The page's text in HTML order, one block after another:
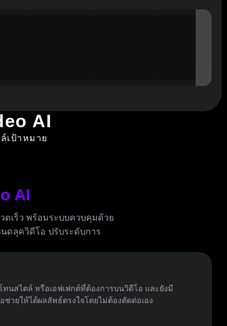
AI
เป้าหมาย
AI
เร็ว พร้อมระบบควบคุมด้วย
ดลุควิดีโอ ปรับระดับการ
นสไตล์ หรือเอฟเฟกต์ที่ต้องการบนวิดีโอ และยังมี
ช่วยให้ได้ผลลัพธ์ตรงใจโดยไม่ต้องตัดต่อเอง